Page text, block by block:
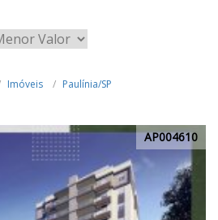
Imóveis
Paulínia/SP
AP004610